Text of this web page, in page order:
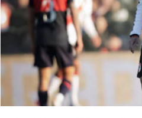
Goles: PT 23' Juárez (CD).
Árbitro: César Ceballo.
Estadio: "Guillermo Trama".
Clausura 2026.